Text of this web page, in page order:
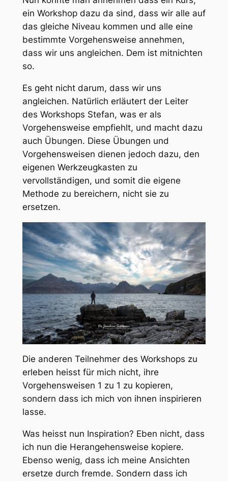
ein Workshop dazu da sind, dass wir alle auf
das gleiche Niveau kommen und alle eine
bestimmte Vorgehensweise annehmen,
dass wir uns angleichen. Dem ist mitnichten
so.
Es geht nicht darum, dass wir uns
angleichen. Natürlich erläutert der Leiter
des Workshops Stefan, was er als
Vorgehensweise empfiehlt, und macht dazu
auch Übungen. Diese Übungen und
Vorgehensweisen dienen jedoch dazu, den
eigenen Werkzeugkasten zu
vervollständigen, und somit die eigene
Methode zu bereichern, nicht sie zu
ersetzen.
Die anderen Teilnehmer des Workshops zu
erleben heisst für mich nicht, ihre
Vorgehensweisen 1 zu 1 zu kopieren,
sondern dass ich mich von ihnen inspirieren
lasse.
Was heisst nun Inspiration? Eben nicht, dass
ich nun die Herangehensweise kopiere.
Ebenso wenig, dass ich meine Ansichten
ersetze durch fremde. Sondern dass ich